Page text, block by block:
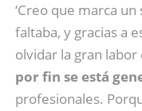
‘Creo que marca
faltaba, y gracias a
olvidar la gran labor
por fin se está
profesionales.